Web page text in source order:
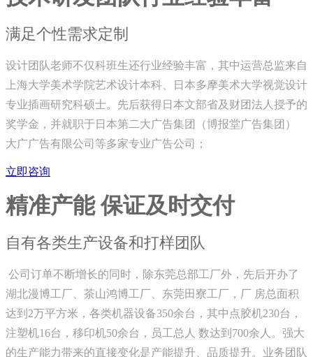
满足个性需求定制
设计团队老师不仅科班生还行业经验丰富，其中运营总监来自
上海大学美术学院艺术设计本科、日本多摩美术大学视觉设计
专业插画研究科硕士。先后获得日本文部省及财团法人授予的
奖学金，并就职于日本第二大广告集团（博报堂广告集团）
大广广告有限公司等多家专业广告公司；
立即咨询
精准产能 保证及时交付
自有各类生产设备和打样团队
公司订单不断增长的同时，除东莞总部工厂外，先后开办了
湖北漫博工厂、茶山鸿博工厂、东莞田寮工厂，厂 房总面积
达到2万平方米，各类机器设备350余台，其中点胶机230台，
注塑机16台，移印机50余台，员工总人 数达到700余人。强大
的生产能力带来的直接变化是产能提升、品质提升。业务团队